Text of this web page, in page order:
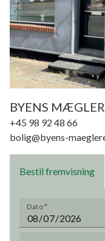
BYENS
+45 98 92 48 66
bolig@byens-
Bestil fremvisning
Dato*